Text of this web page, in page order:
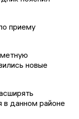
приему
новые
в данном районе